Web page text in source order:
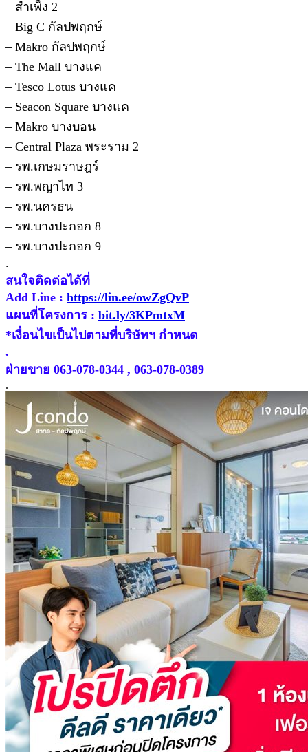
– สำเพ็ง 2
– Big C กัลปพฤกษ์
– Makro กัลปพฤกษ์
– The Mall บางแค
– Tesco Lotus บางแค
– Seacon Square บางแค
– Makro บางบอน
– Central Plaza พระราม 2
– รพ.เกษมราษฎร์
– รพ.พญาไท 3
– รพ.นครธน
– รพ.บางปะกอก 8
– รพ.บางปะกอก 9
.
สนใจติดต่อได้ที่
Add Line : https://lin.ee/owZgQvP
แผนที่โครงการ : bit.ly/3KPmtxM
*เงื่อนไขเป็นไปตามที่บริษัทฯ กำหนด
.
ฝ่ายขาย 063-078-0344 , 063-078-0389
.